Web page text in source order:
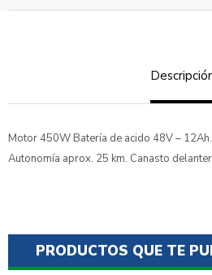
Motor 450W Batería de acido 48V –
Autonomía aprox. 25 km. Canasto
PRODUCTOS QUE TE